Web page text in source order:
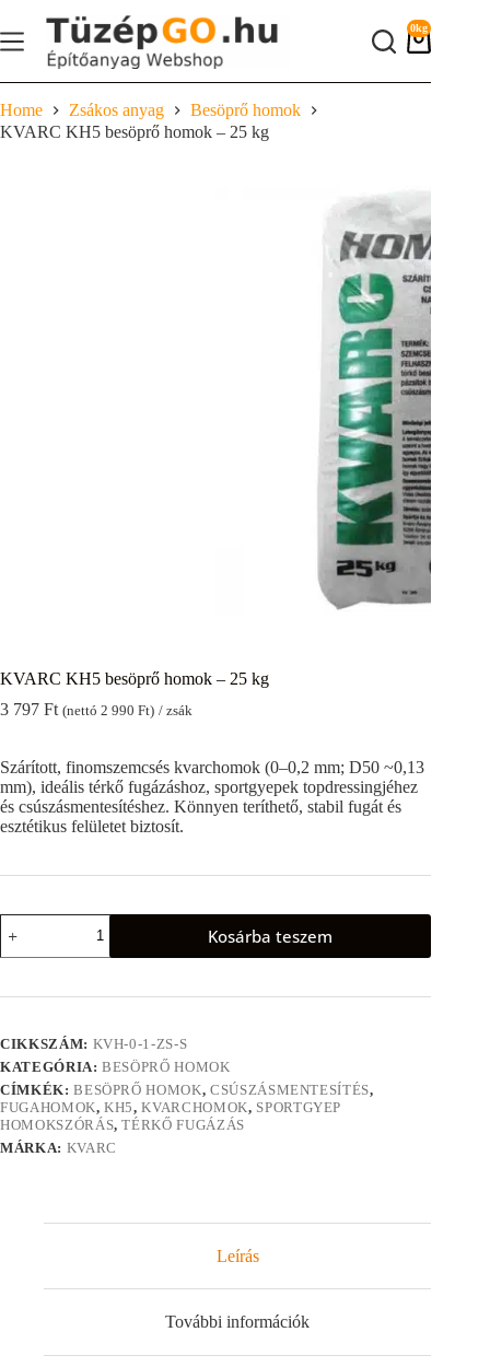
to
content
Shopping
0kg
Home Zsákos anyag
Besöprő homok
KVARC KH5 besöprő homok – 25 kg
KVARC KH5 besöprő homok – 25 kg
3 797 Ft (nettó 2 990 Ft) / zsák
Szárított, finomszemcsés kvarchomok (0–0,2 mm; D50 ~0,13
mm), ideális térkő fugázáshoz, sportgyepek topdressingjéhez
és csúszásmentesítéshez. Könnyen teríthető, stabil fugát és
esztétikus felületet biztosít.
KH5
besöprő
–
mennyiség
Kosárba teszem
CIKKSZÁM: KVH-0-1-ZS-S
KATEGÓRIA:BESÖPRŐ HOMOK
CÍMKÉK:BESÖPRŐ HOMOK, CSÚSZÁSMENTESÍTÉS,
FUGAHOMOK,KH5,KVARCHOMOK, SPORTGYEP
HOMOKSZÓRÁS,TÉRKŐ FUGÁZÁS
MÁRKA: KVARC
Leírás
További információk